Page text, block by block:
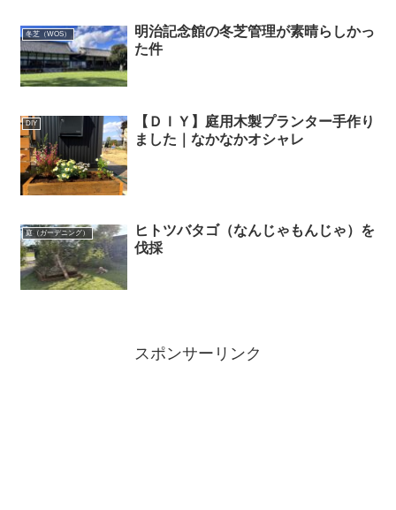
冬芝（WOS）
明治記念館の冬芝管理が素晴らしかっ
た件
DIY
【ＤＩＹ】庭用木製プランター手作り
ました｜なかなかオシャレ
庭（ガーデニング）
ヒトツバタゴ（なんじゃもんじゃ）を
伐採
スポンサーリンク